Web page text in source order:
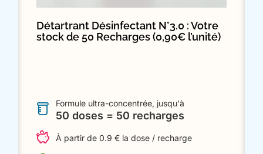
Détartrant Désinfectant N°3.0 : Votre
stock de 50 Recharges (0,90€ l’unité)
Formule ultra-concentrée, jusqu'à
50 doses = 50 recharges
À partir de 0.9 € la dose / recharge